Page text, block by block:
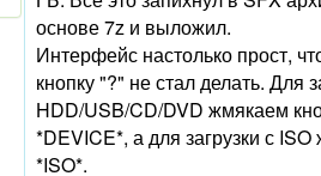
основе 7z и выложил.
Интерфейс настолько прост,
кнопку "?" не стал делать. Для
HDD/USB/CD/DVD жмякаем
*DEVICE*, а для загрузки с
*ISO*.